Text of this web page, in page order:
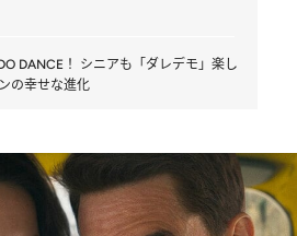
DANCE！ シニアも「ダレデモ」楽し
の幸せな進化